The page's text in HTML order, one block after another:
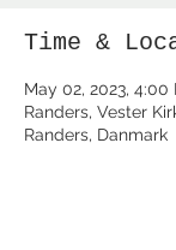
Time &
May 02, 2023, 4:00
Randers, Vester
Randers, Danmark